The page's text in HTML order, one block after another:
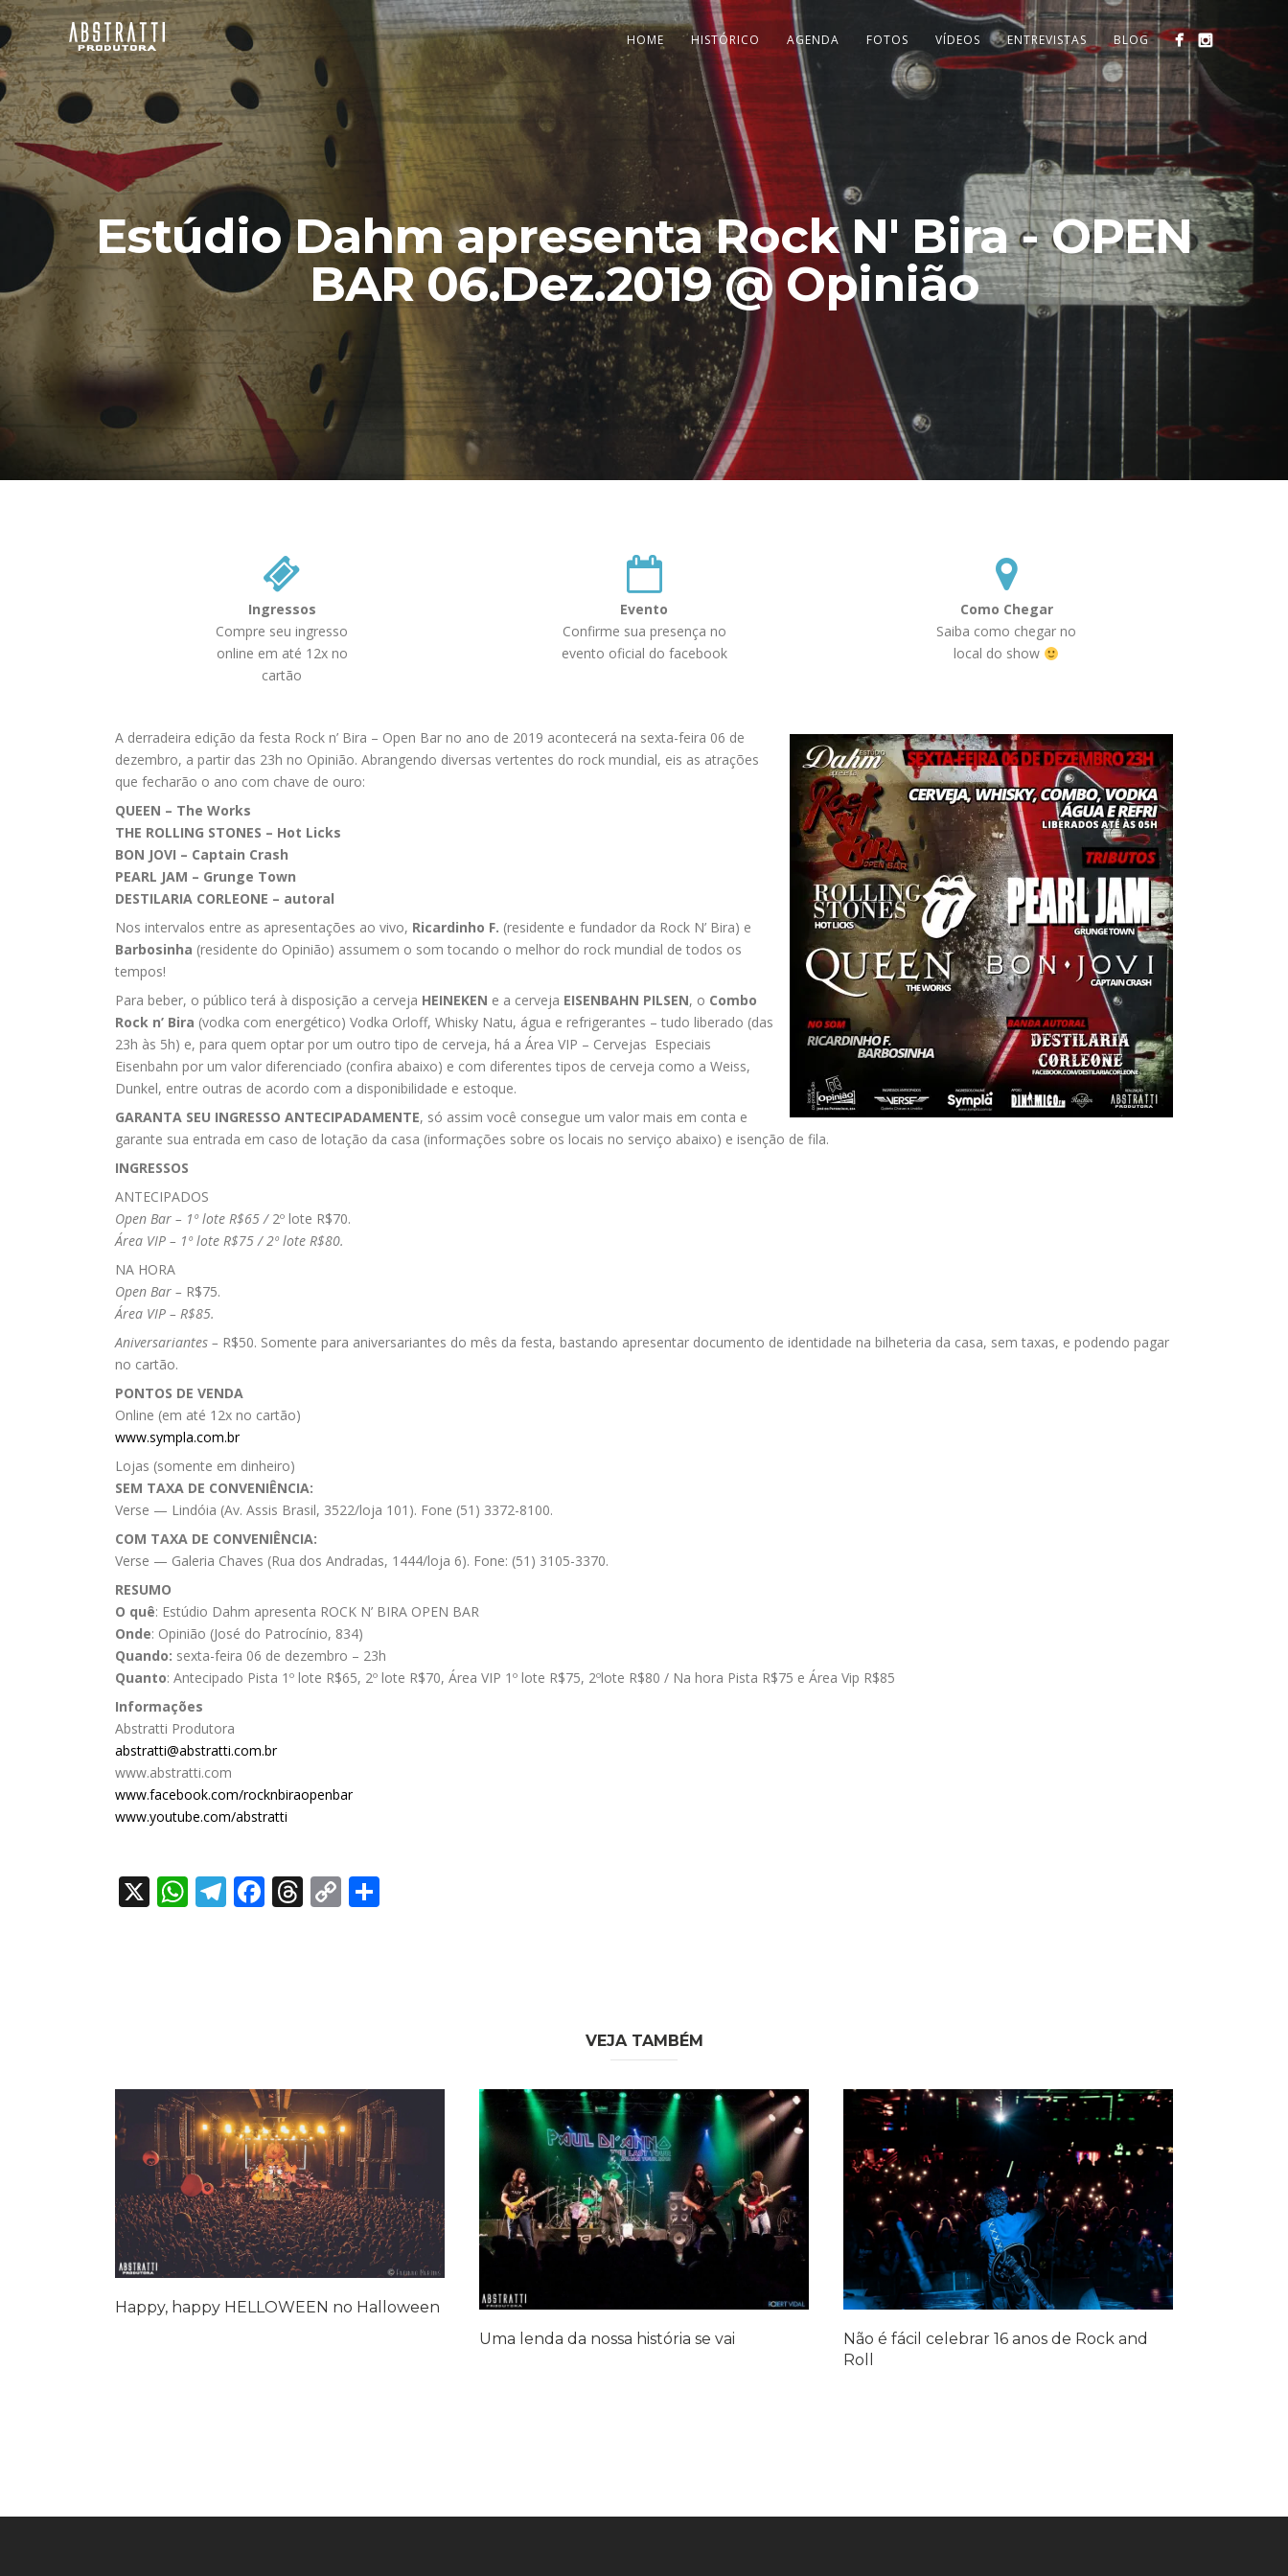
HOME HISTÓRICO AGENDA FOTOS VÍDEOS ENTREVISTAS BLOG
Estúdio Dahm apresenta Rock N' Bira - OPEN
BAR 06.Dez.2019 @ Opinião
Ingressos
Compre seu ingresso
online em até 12x no
cartão
Evento
Confirme sua presença no
evento oficial do facebook
Como Chegar
Saiba como chegar no
local do show
A derradeira edição da festa Rock n’ Bira – Open Bar no ano de 2019 acontecerá na sexta-feira 06 de
dezembro, a partir das 23h no Opinião. Abrangendo diversas vertentes do rock mundial, eis as atrações
que fecharão o ano com chave de ouro:
QUEEN – The Works
THE ROLLING STONES – Hot Licks
BON JOVI – Captain Crash
PEARL JAM – Grunge Town
DESTILARIA CORLEONE – autoral
Nos intervalos entre as apresentações ao vivo, Ricardinho F. (residente e fundador da Rock N’ Bira) e
Barbosinha (residente do Opinião) assumem o som tocando o melhor do rock mundial de todos os
tempos!
Para beber, o público terá à disposição a cerveja HEINEKEN e a cerveja EISENBAHN PILSEN, o Combo
Rock n’ Bira (vodka com energético) Vodka Orloff, Whisky Natu, água e refrigerantes – tudo liberado (das
23h às 5h) e, para quem optar por um outro tipo de cerveja, há a Área VIP – Cervejas Especiais
Eisenbahn por um valor diferenciado (confira abaixo) e com diferentes tipos de cerveja como a Weiss,
Dunkel, entre outras de acordo com a disponibilidade e estoque.
GARANTA SEU INGRESSO ANTECIPADAMENTE, só assim você consegue um valor mais em conta e
garante sua entrada em caso de lotação da casa (informações sobre os locais no serviço abaixo) e isenção de fila.
INGRESSOS
ANTECIPADOS
Open Bar – 1º lote R$65 / 2º lote R$70.
Área VIP – 1º lote R$75 / 2º lote R$80.
NA HORA
Open Bar – R$75.
Área VIP – R$85.
Aniversariantes – R$50. Somente para aniversariantes do mês da festa, bastando apresentar documento de identidade na bilheteria da casa, sem taxas, e podendo pagar
no cartão.
PONTOS DE VENDA
Online (em até 12x no cartão)
www.sympla.com.br
Lojas (somente em dinheiro)
SEM TAXA DE CONVENIÊNCIA:
Verse — Lindóia (Av. Assis Brasil, 3522/loja 101). Fone (51) 3372-8100.
COM TAXA DE CONVENIÊNCIA:
Verse — Galeria Chaves (Rua dos Andradas, 1444/loja 6). Fone: (51) 3105-3370.
RESUMO
O quê: Estúdio Dahm apresenta ROCK N’ BIRA OPEN BAR
Onde: Opinião (José do Patrocínio, 834)
Quando: sexta-feira 06 de dezembro – 23h
Quanto: Antecipado Pista 1º lote R$65, 2º lote R$70, Área VIP 1º lote R$75, 2ºlote R$80 / Na hora Pista R$75 e Área Vip R$85
Informações
Abstratti Produtora
abstratti@abstratti.com.br
www.abstratti.com
www.facebook.com/rocknbiraopenbar
www.youtube.com/abstratti
X WhatsApp
Telegram
Facebook
Threads
Copy
VEJA TAMBÉM
Happy, happy HELLOWEEN no Halloween
Uma lenda da nossa história se vai
Não é fácil celebrar 16 anos de Rock and
Roll